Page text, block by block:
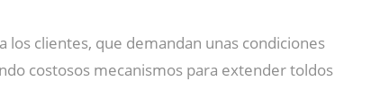
los clientes, que demandan unas condiciones
costosos mecanismos para extender toldos